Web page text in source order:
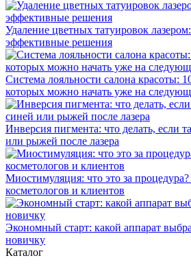
Удаление цветных татуировок
эффективные решения
Система лояльности салона красоты:
которых можно начать уже на
Инверсия пигмента: что делать, если
или рыжей после лазера
Миостимуляция: что это за
косметологов и клиентов
Экономный старт: какой аппарат
новичку
Каталог